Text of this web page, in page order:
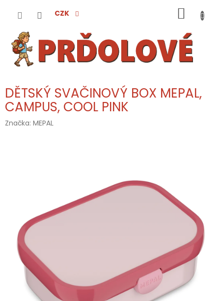
CZK
KOŠÍK
DĚTSKÝ SVAČINOVÝ BOX MEPAL,
CAMPUS, COOL PINK
Značka: MEPAL